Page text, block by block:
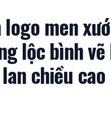
logo men
lộc bình
chiều cao